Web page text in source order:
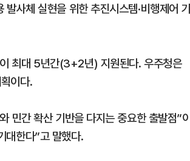
사체 실현을 위한 추진시스템·비행제어
최대 5년간(3+2년) 지원된다. 우주청은
이다.
민간 확산 기반을 다지는 중요한 출발점”
대한다”고 말했다.